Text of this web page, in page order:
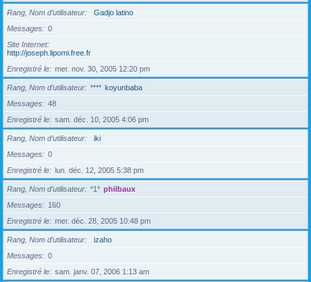
Rang, Nom d’utilisateur
Gadjo latino
Messages
0
Site Internet
http://joseph.lipomi.free.fr
Enregistré le
mer. nov. 30, 2005 12:20 pm
Rang, Nom d’utilisateur **** koyunbaba
Messages
48
Enregistré le
sam. déc. 10, 2005 4:06 pm
Rang, Nom d’utilisateur
iki
Messages
0
Enregistré le
lun. déc. 12, 2005 5:38 pm
Rang, Nom d’utilisateur *1* philbaux
Messages
160
Enregistré le
mer. déc. 28, 2005 10:48 pm
Rang, Nom d’utilisateur
izaho
Messages
0
Enregistré le
sam. janv. 07, 2006 1:13 am